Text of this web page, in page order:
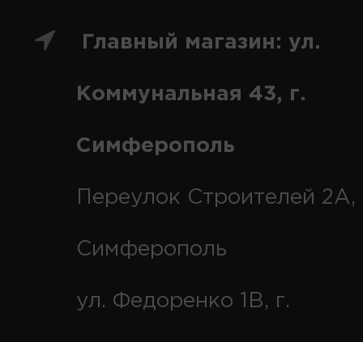
Главный магазин: ул.
Коммунальная 43, г.
Симферополь
Переулок Строителей 2А,
Симферополь
ул. Федоренко 1В, г.